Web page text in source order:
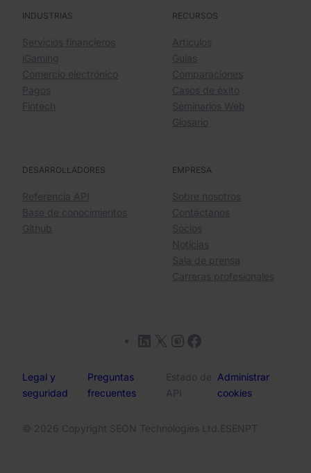
INDUSTRIAS
Servicios financieros
iGaming
Comercio electrónico
Pagos
Fintech
RECURSOS
Artículos
Guías
Comparaciones
Casos de éxito
Seminarios Web
Glosario
DESARROLLADORES
Referencia API
Base de conocimientos
Github
EMPRESA
Sobre nosotros
Contáctanos
Socios
Notícias
Sala de prensa
Carreras profesionales
Legal y
seguridad
Preguntas
frecuentes
Estado de
API
Administrar
cookies
© 2026 Copyright SEON Technologies Ltd. ESEN PT